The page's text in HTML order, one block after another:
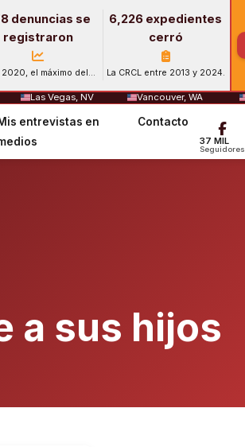
denuncias se
registraron
2020, el máximo del
6,226 expedientes
cerró
La CRCL entre 2013 y 2024.
Las Vegas, NV Vancouver, WA
entrevistas en
Contacto
37 MIL
Seguidores
a sus hijos